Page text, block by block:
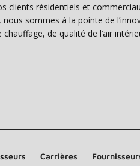
clients résidentiels et
sommes à la pointe de
de qualité de l’air
Carrières